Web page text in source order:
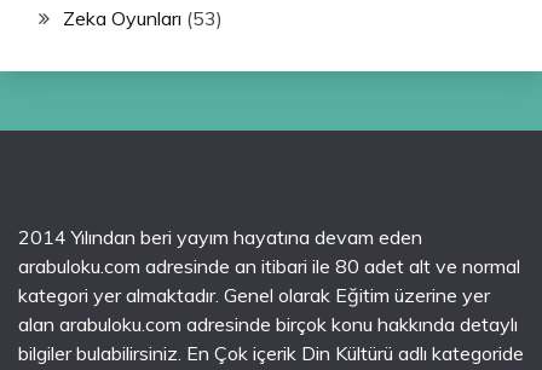
Zeka Oyunları (53)
2014 Yılından beri yayım hayatına devam eden
arabuloku.com adresinde an itibari ile 80 adet alt ve normal
kategori yer almaktadır. Genel olarak Eğitim üzerine yer
alan arabuloku.com adresinde birçok konu hakkında detaylı
bilgiler bulabilirsiniz. En Çok içerik Din Kültürü adlı kategoride